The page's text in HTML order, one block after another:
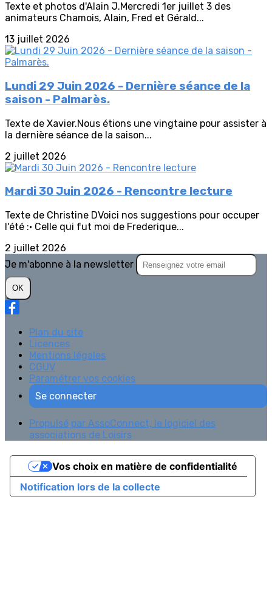
Texte et photos d'Alain J.Mercredi 1er juillet 3 des
animateurs Chamois, Alain, Fred et Gérald...
13 juillet 2026
Lundi 29 Juin 2026 - Dernière séance de la
saison - Palmarès.
Texte de Xavier.Nous étions une vingtaine pour assister à
la dernière séance de la saison...
2 juillet 2026
Mardi 30 Juin 2026 - Rencontre lecture
Texte de Christine DVoici nos suggestions pour occuper
l'été :• Celle qui fut moi de Frederique...
2 juillet 2026
Je m'abonne à la newsletter
OK
Plan du site
Licences
Mentions légales
CGUV
Paramétrer vos cookies
Se connecter
Propulsé par AssoConnect, le logiciel des
associations de Loisirs
Notification lors de la collecte
Vos choix en matière de confidentialité